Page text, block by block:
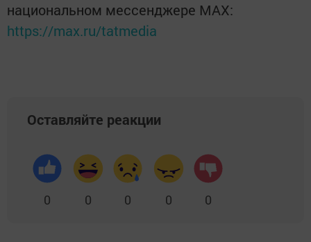
национальном мессенджере MАХ:
https://max.ru/tatmedia
Оставляйте реакции
0 0 0 0 0